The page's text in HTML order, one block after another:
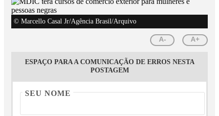
© Marcello Casal Jr/Agência Brasil/Arquivo
A- A+
ESPAÇO PARA A COMUNICAÇÃO DE ERROS NESTA
POSTAGEM
SEU NOME